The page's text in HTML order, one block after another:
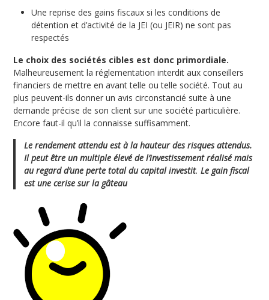
Une reprise des gains fiscaux si les conditions de
détention et d’activité de la JEI (ou JEIR) ne sont pas
respectés
Le choix des sociétés cibles est donc primordiale.
Malheureusement la réglementation interdit aux conseillers
financiers de mettre en avant telle ou telle société. Tout au
plus peuvent-ils donner un avis circonstancié suite à une
demande précise de son client sur une société particulière.
Encore faut-il qu’il la connaisse suffisamment.
Le rendement attendu est à la hauteur des risques attendus.
Il peut être un multiple élevé de l’investissement réalisé mais
au regard d’une perte total du capital investit.Le gain fiscal
est une cerise sur la gâteau